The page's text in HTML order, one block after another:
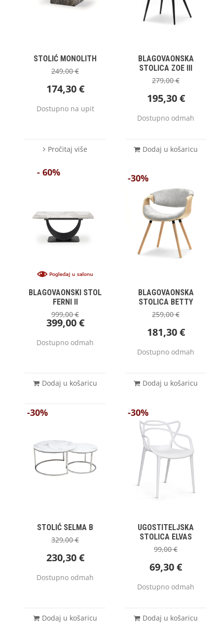
STOLIĆ MONOLITH
249,00€
174,30€
Dostupno na upit
Pročitaj više
BLAGOVAONSKA
STOLICA ZOE III
279,00€
195,30€
Dostupno odmah
Dodaj u košaricu
- 60%
BLAGOVAONSKI STOL
FERNI II
999,00€
399,00€
Dostupno odmah
Dodaj u košaricu
-30%
BLAGOVAONSKA
STOLICA BETTY
259,00€
181,30€
Dostupno odmah
Dodaj u košaricu
-30%
STOLIĆ SELMA B
329,00€
230,30€
Dostupno odmah
Dodaj u košaricu
-30%
UGOSTITELJSKA
STOLICA ELVAS
99,00€
69,30€
Dostupno odmah
Dodaj u košaricu